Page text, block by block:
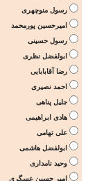
رسول منوچهری
امیرحسین پورمحمد
رسول حسینی
ابولفضل نظری
رضا آقابابایی
احمد نصیری
جلیل پناهی
هادی ابراهیمی
علی تهامی
ابولفضل هاشمی
وحید نامداری
امیر حسین عسگری